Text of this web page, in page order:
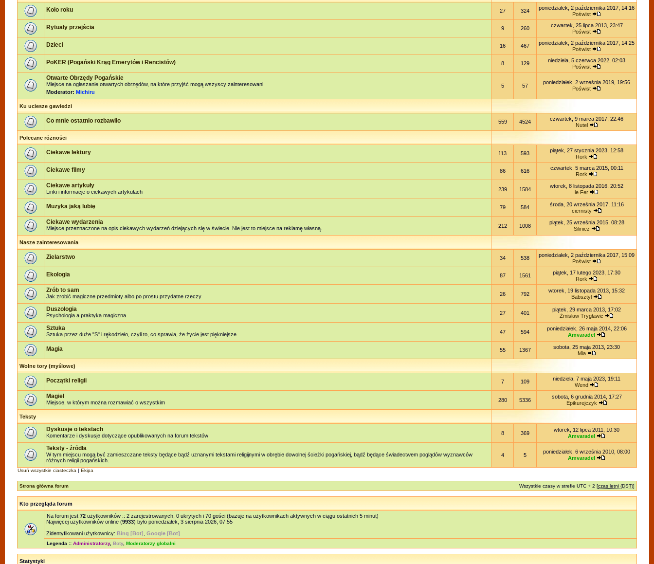
Koło roku 27 324
poniedziałek, 2 października 2017, 14:16
Poświst
Rytuały przejścia 9 260
czwartek, 25 lipca 2013, 23:47
Poświst
Dzieci 16 467
poniedziałek, 2 października 2017, 14:25
Poświst
PoKER (Pogański Krąg Emerytów i Rencistów) 8 129
niedziela, 5 czerwca 2022, 02:03
Poświst
Otwarte Obrzędy Pogańskie
Miejsce na ogłaszanie otwartych obrzędów, na które przyjść mogą wszyscy zainteresowani
Moderator: Michiru
5 57
poniedziałek, 2 września 2019, 19:56
Poświst
Ku uciesze gawiedzi
Co mnie ostatnio rozbawiło 559 4524
czwartek, 9 marca 2017, 22:46
Nutel
Polecane różności
Ciekawe lektury 113 593
piątek, 27 stycznia 2023, 12:58
Rork
Ciekawe filmy 86 616
czwartek, 5 marca 2015, 00:11
Rork
Ciekawe artykuły
Linki i informacje o ciekawych artykułach 239 1584
wtorek, 8 listopada 2016, 20:52
le Fer
Muzyka jaką lubię 79 584
środa, 20 września 2017, 11:16
ciernisty
Ciekawe wydarzenia
Miejsce przeznaczone na opis ciekawych wydarzeń dziejących się w świecie. Nie jest to miejsce na reklamę własną. 212 1008
piątek, 25 września 2015, 08:28
Siliniez
Nasze zainteresowania
Zielarstwo 34 538
poniedziałek, 2 października 2017, 15:09
Poświst
Ekologia 87 1561
piątek, 17 lutego 2023, 17:30
Rork
Zrób to sam
Jak zrobić magiczne przedmioty albo po prostu przydatne rzeczy 26 792
wtorek, 19 listopada 2013, 15:32
Babsztyl
Duszologia
Psychologia a praktyka magiczna 27 401
piątek, 29 marca 2013, 17:02
Żmisław Trygławic
Sztuka
Sztuka przez duże "S" i rękodzieło, czyli to, co sprawia, że życie jest piękniejsze 47 594
poniedziałek, 26 maja 2014, 22:06
Amvaradel
Magia 55 1367
sobota, 25 maja 2013, 23:30
Mia
Wolne tory (myślowe)
Początki religii 7 109
niedziela, 7 maja 2023, 19:11
Wend
Magiel
Miejsce, w którym można rozmawiać o wszystkim 280 5336
sobota, 6 grudnia 2014, 17:27
Epikurejczyk
Teksty
Dyskusje o tekstach
Komentarze i dyskusje dotyczące opublikowanych na forum tekstów 8 369
wtorek, 12 lipca 2011, 10:30
Amvaradel
Teksty - źródła
W tym miejscu mogą być zamieszczane teksty będące bądź uznanymi tekstami religijnymi w obrębie dowolnej ścieżki pogańskiej, bądź będące świadectwem poglądów wyznawców
różnych religii pogańskich.
4 5
poniedziałek, 6 września 2010, 08:00
Amvaradel
Usuń wszystkie ciasteczka | Ekipa
Strona główna forum Wszystkie czasy w strefie UTC + 2 [czas letni (DST)]
Kto przegląda forum
Na forum jest 72 użytkowników :: 2 zarejestrowanych, 0 ukrytych i 70 gości (bazuje na użytkownikach aktywnych w ciągu ostatnich 5 minut)
Najwięcej użytkowników online (9933) było poniedziałek, 3 sierpnia 2026, 07:55
Zidentyfikowani użytkownicy: Bing [Bot] Google [Bot]
Legenda :: Administratorzy, Boty, Moderatorzy globalni
Statystyki